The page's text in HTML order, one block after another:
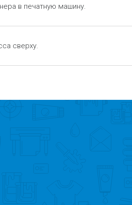
в печатную машину.
сверху.